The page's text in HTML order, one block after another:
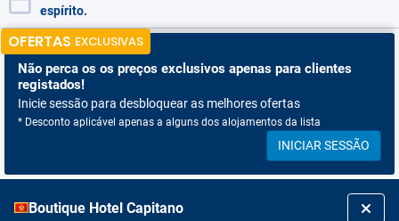
espírito.
OFERTAS EXCLUSIVAS
Não perca os os preços exclusivos apenas para clientes
registados!
Inicie sessão para desbloquear as melhores ofertas
* Desconto aplicável apenas a alguns dos alojamentos da lista
INICIAR SESSÃO
Boutique Hotel Capitano